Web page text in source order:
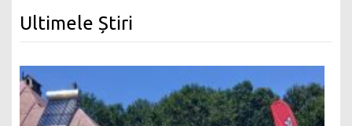
Ultimele Știri